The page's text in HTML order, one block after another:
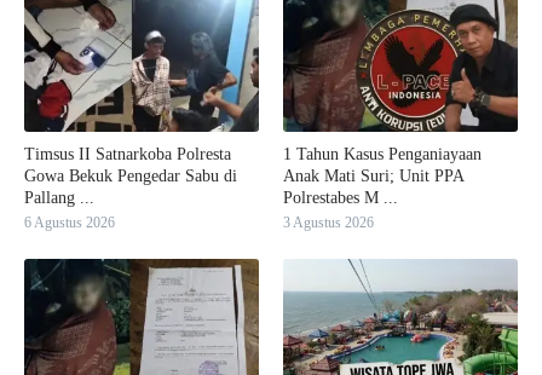
Timsus II Satnarkoba Polresta
Gowa Bekuk Pengedar Sabu di
Pallang ...
6 Agustus 2026
1 Tahun Kasus Penganiayaan
Anak Mati Suri; Unit PPA
Polrestabes M ...
3 Agustus 2026